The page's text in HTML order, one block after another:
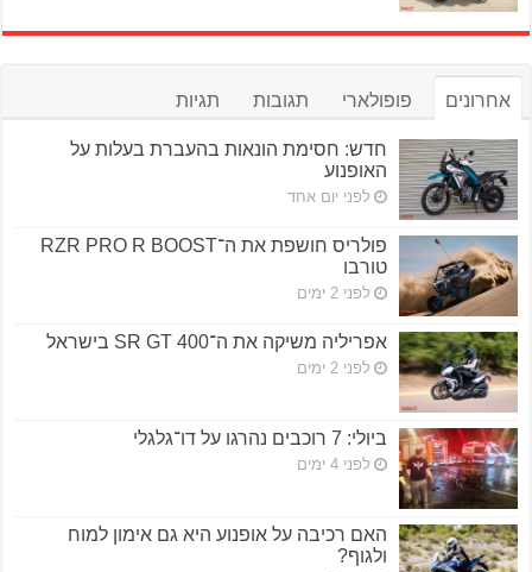
אחרונים פופולארי תגובות תגיות
חדש: חסימת הונאות בהעברת בעלות על
האופנוע
לפני יום אחד
פולריס חושפת את ה־RZR PRO R BOOST
טורבו
לפני 2 ימים
אפריליה משיקה את ה־SR GT 400 בישראל
לפני 2 ימים
ביולי: 7 רוכבים נהרגו על דו־גלגלי
לפני 4 ימים
האם רכיבה על אופנוע היא גם אימון למוח
ולגוף?